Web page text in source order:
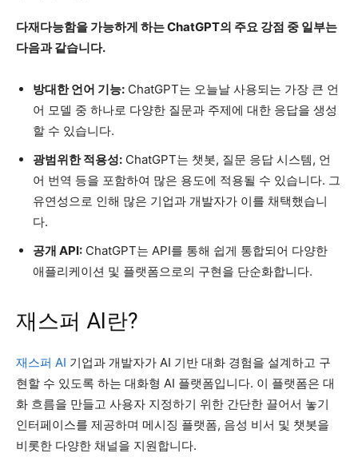
다재다능함을 가능하게 하는 ChatGPT의 주요 강점 중 일부는
다음과 같습니다.
방대한 언어 기능: ChatGPT는 오늘날 사용되는 가장 큰 언
어 모델 중 하나로 다양한 질문과 주제에 대한 응답을 생성
할 수 있습니다.
광범위한 적용성: ChatGPT는 챗봇, 질문 응답 시스템, 언
어 번역 등을 포함하여 많은 용도에 적용될 수 있습니다. 그
유연성으로 인해 많은 기업과 개발자가 이를 채택했습니
다.
공개 API: ChatGPT는 API를 통해 쉽게 통합되어 다양한
애플리케이션 및 플랫폼으로의 구현을 단순화합니다.
재스퍼 AI란?
재스퍼 AI 기업과 개발자가 AI 기반 대화 경험을 설계하고 구
현할 수 있도록 하는 대화형 AI 플랫폼입니다. 이 플랫폼은 대
화 흐름을 만들고 사용자 지정하기 위한 간단한 끌어서 놓기
인터페이스를 제공하며 메시징 플랫폼, 음성 비서 및 챗봇을
비롯한 다양한 채널을 지원합니다.